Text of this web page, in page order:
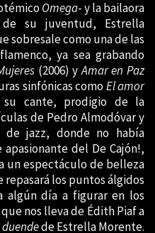
Omega- y la bailaora
de su juventud, Estrella
sobresale como una de las
ya sea grabando
(2006) yAmar en Paz
sinfónicas comoEl amor
cante, prodigio de la
de Pedro Almodóvar y
de jazz, donde no había
del De Cajón!,
un espectáculo de belleza
repasará los puntos álgidos
algún día a figurar en los
nos lleva de Édith Piaf a
duendede Estrella Morente.